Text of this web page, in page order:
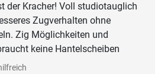
der Kracher! Voll studiotauglich
Zugverhalten ohne
Zig Möglichkeiten und
keine Hantelscheiben